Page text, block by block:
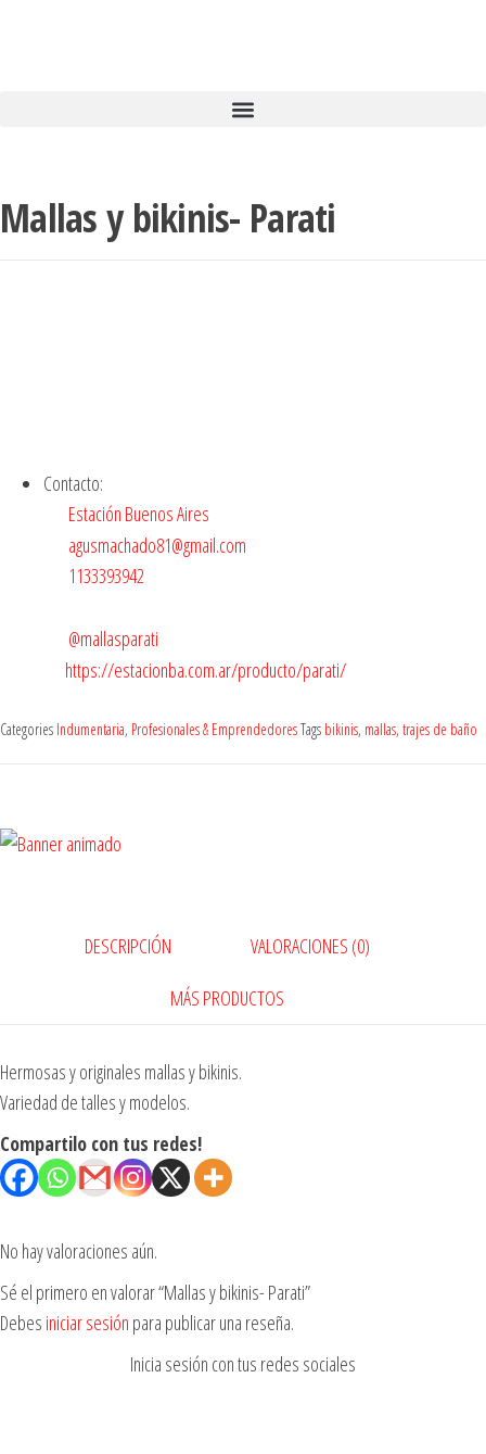
Mallas y bikinis- Parati
Contacto:
Estación Buenos Aires
agusmachado81@gmail.com
1133393942
@mallasparati
https://estacionba.com.ar/producto/parati/
Categories Indumentaria, Profesionales & EmprendedoresTags bikinis, mallas, trajes de baño
DESCRIPCIÓN
VALORACIONES (0)
MÁS PRODUCTOS
Hermosas y originales mallas y bikinis.
Variedad de talles y modelos.
Compartilo con tus redes!
No hay valoraciones aún.
Sé el primero en valorar “Mallas y bikinis- Parati”
Debes iniciar sesión para publicar una reseña.
Inicia sesión con tus redes sociales